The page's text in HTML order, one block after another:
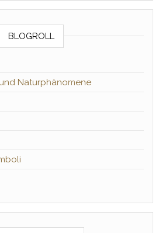
BLOGROLL
Naturphänomene